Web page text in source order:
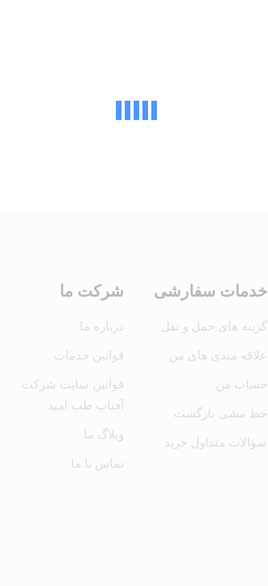
خدمات سفارشی
گزینه های حمل و نقل
علاقه مندی های من
حساب من
خط مشی بازگشت
سؤالات متداول خرید
شرکت ما
درباره ما
قوانین خدمات
قوانین سایت شرکت
آفتاب طب امید
وبلاگ ما
تماس با ما